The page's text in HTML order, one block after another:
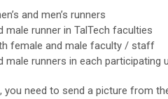
and men’s runners
runner in TalTech faculties
female and male faculty / staff
runners in each participating
you need to send a picture from